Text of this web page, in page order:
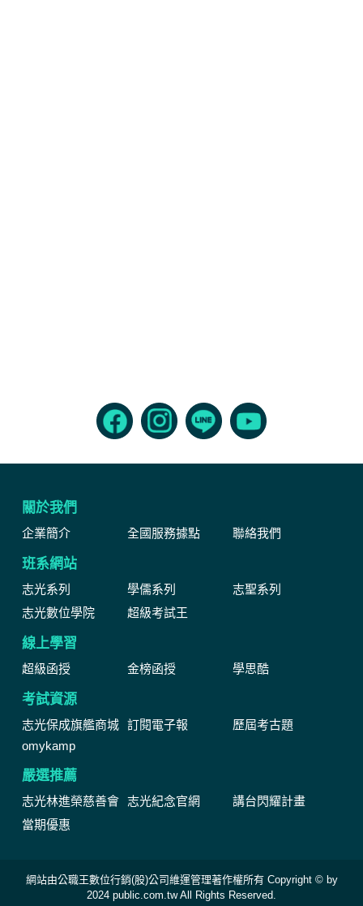
關於我們
企業簡介 全國服務據點 聯絡我們
班系網站
志光系列 學儒系列
志聖系列
志光數位學院
超級考試王
線上學習
超級函授 金榜函授 學思酷
考試資源
志光保成旗艦商城 訂閱電子報
歷屆考古題
omykamp
嚴選推薦
志光林進榮慈善會 志光紀念官網
講台閃耀計畫
當期優惠
網站由公職王數位行銷(股)公司維運管理著作權所有 Copyright © by
2024 public.com.tw All Rights Reserved.